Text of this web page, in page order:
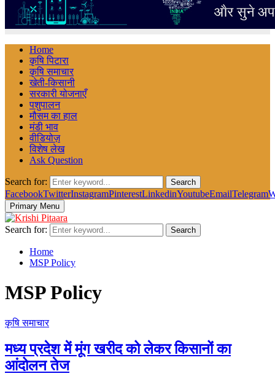
Home
कृषि पिटारा
कृषि समाचार
खेती-किसानी
सरकारी योजनाएँ
पशुपालन
मौसम का हाल
मंडी भाव
वीडियोज़
विशेष लेख
Ask Question
Search for: Search
FacebookTwitterInstagramPinterestLinkedinYoutubeEmailTelegram
Primary Menu
Search for: Search
Home
MSP Policy
MSP Policy
कृषि समाचार
मध्य प्रदेश में मूंग खरीद को लेकर किसानों का
आंदोलन तेज